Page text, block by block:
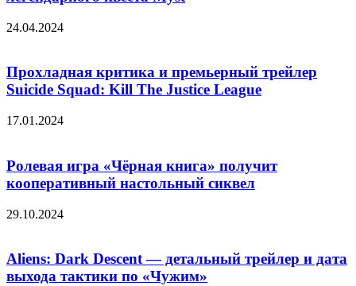
24.04.2024
Прохладная критика и премьерный трейлер
Suicide Squad: Kill The Justice League
17.01.2024
Ролевая игра «Чёрная книга» получит
кооперативный настольный сиквел
29.10.2024
Aliens: Dark Descent — детальный трейлер и дата
выхода тактики по «Чужим»